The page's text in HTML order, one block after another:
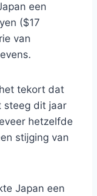
een
($17
van
tekort dat
steeg dit jaar
hetzelfde
stijging van
Japan een